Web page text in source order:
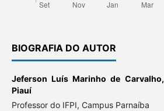
BIOGRAFIA DO AUTOR
Jeferson Luís Marinho de Carvalho,
Piauí
Professor do IFPI, Campus Parnaíba